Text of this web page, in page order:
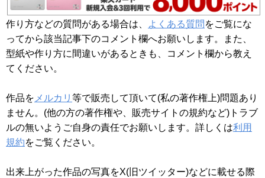
作り方などの質問がある場合は、 よくある質問 をご覧にな
ってから該当記事下のコメント欄へお願いします。また、
型紙や作り方に間違いがあるときも、コメント欄から教え
てください。
作品を メルカリ 等で販売して頂いて(私の著作権上)問題あり
ません。(他の方の著作権や、販売サイトの規約など)トラブ
ルの無いようご自身の責任でお願いします。詳しくは利用
規約をご覧ください。
出来上がった作品の写真をX(旧ツイッター)などに載せる際